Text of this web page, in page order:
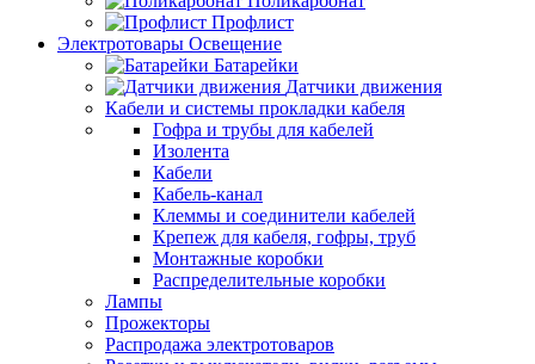
Профлист
Электротовары Освещение
Батарейки
Датчики движения
Кабели и системы прокладки кабеля
Гофра и трубы для кабелей
Изолента
Кабели
Кабель-канал
Клеммы и соединители кабелей
Крепеж для кабеля, гофры, труб
Монтажные коробки
Распределительные коробки
Лампы
Прожекторы
Распродажа электротоваров